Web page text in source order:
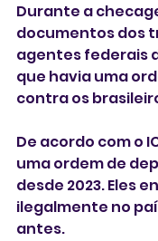
Durante a
documentos dos
agentes federais
que havia uma
contra os
De acordo com o
uma ordem de
desde 2023. Eles
ilegalmente no
antes.